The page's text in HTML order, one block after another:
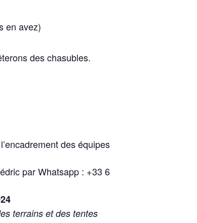
en avez)
des chasubles.
des équipes
par Whatsapp : +33 6
terrains et des tentes